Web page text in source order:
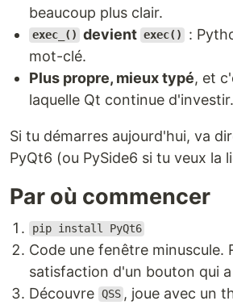
beaucoup plus clair.
exec_() devient exec()
:
mot-clé.
Plus propre, mieux typé, et
laquelle Qt continue d'investir.
Si tu démarres aujourd'hui, va
PyQt6 (ou PySide6 si tu veux la
Par où commencer
pip install PyQt6
Code une fenêtre minuscule.
satisfaction d'un bouton qui
Découvre QSS , joue avec un